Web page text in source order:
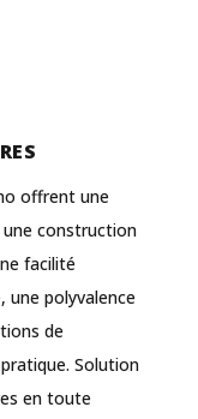
offrent une
construction
facilité
une polyvalence
de
Solution
en toute